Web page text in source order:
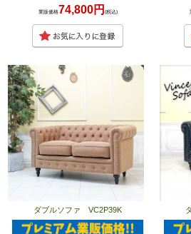
業販価格74,800円 (税込)
ダブルソファ VC2P39K